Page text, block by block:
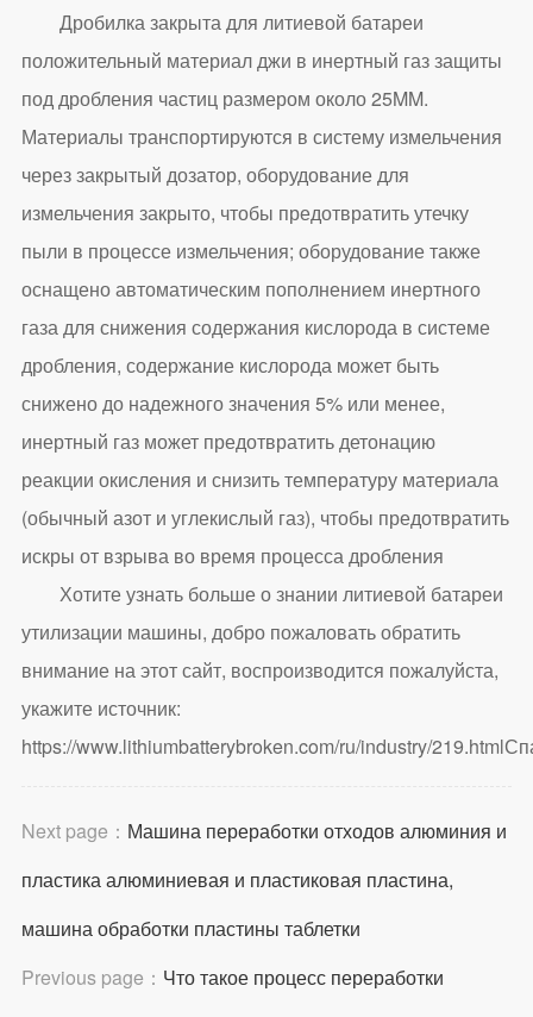
Дробилка закрыта для литиевой батареи
положительный материал джи в инертный газ защиты
под дробления частиц размером около 25MM.
Материалы транспортируются в систему измельчения
через закрытый дозатор, оборудование для
измельчения закрыто, чтобы предотвратить утечку
пыли в процессе измельчения; оборудование также
оснащено автоматическим пополнением инертного
газа для снижения содержания кислорода в системе
дробления, содержание кислорода может быть
снижено до надежного значения 5% или менее,
инертный газ может предотвратить детонацию
реакции окисления и снизить температуру материала
(обычный азот и углекислый газ), чтобы предотвратить
искры от взрыва во время процесса дробления
Хотите узнать больше о знании литиевой батареи
утилизации машины, добро пожаловать обратить
внимание на этот сайт, воспроизводится пожалуйста,
укажите источник:
https://www.lithiumbatterybroken.com/ru/industry/219.html
Next page： Машина переработки отходов алюминия и
пластика алюминиевая и пластиковая пластина,
машина обработки пластины таблетки
Previous page： Что такое процесс переработки